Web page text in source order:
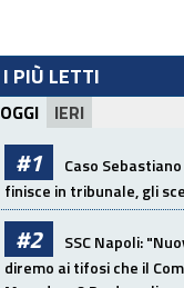
I PIÙ LETTI
OGGI IERI
#1
Caso
finisce in tribunale, gli
#2
SSC Napoli:
diremo ai tifosi che il